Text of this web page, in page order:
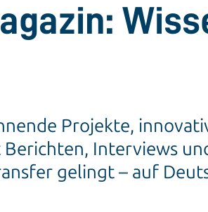
Projekte,
Interviews
gelingt – auf